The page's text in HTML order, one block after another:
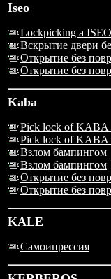
Iseo
Lockpicking a
Вскрытие двери
Открытие без
Открытие без
Kaba
Pick lock of KABA
Pick lock of KABA
Взлом бампингом
Взлом бампингом
Открытие без
Открытие без
KALE
Самоипрессия